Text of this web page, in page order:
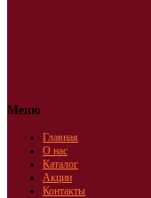
Меню
Главная
О нас
Каталог
Акции
Контакты